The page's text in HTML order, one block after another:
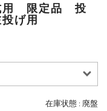
用 限定品 投
げ用
在庫状態 : 廃盤